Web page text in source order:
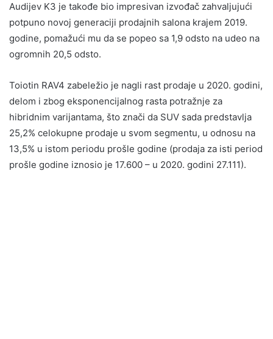
Audijev K3 je takođe bio impresivan izvođač zahvaljujući
potpuno novoj generaciji prodajnih salona krajem 2019.
godine, pomažući mu da se popeo sa 1,9 odsto na udeo na
ogromnih 20,5 odsto.
Toiotin RAV4 zabeležio je nagli rast prodaje u 2020. godini,
delom i zbog eksponencijalnog rasta potražnje za
hibridnim varijantama, što znači da SUV sada predstavlja
25,2% celokupne prodaje u svom segmentu, u odnosu na
13,5% u istom periodu prošle godine (prodaja za isti period
prošle godine iznosio je 17.600 – u 2020. godini 27.111).